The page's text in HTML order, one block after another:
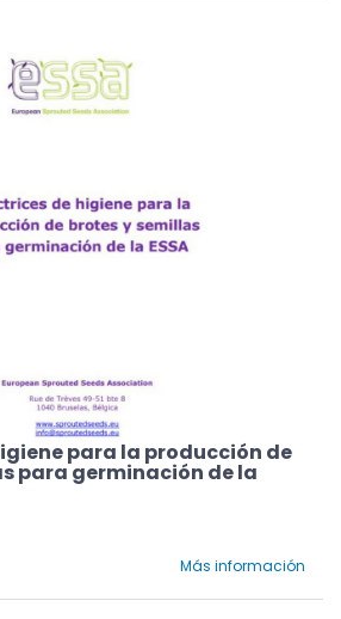
para la producción de
para germinación de la
Más información